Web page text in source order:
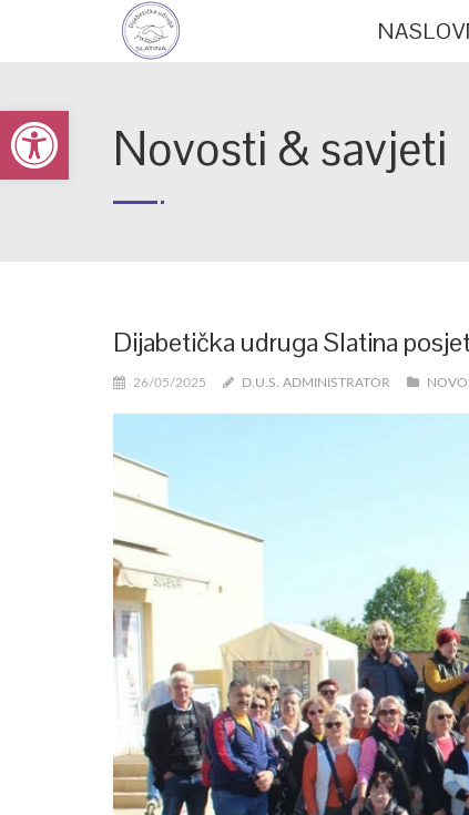
Open toolbarNovosti & savjeti
Dijabetička udruga Slatina
26/05/2025 D.U.S. ADMINISTRATOR